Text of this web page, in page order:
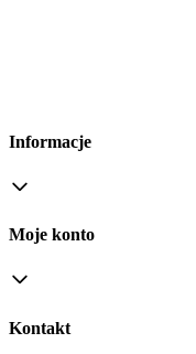
Informacje
Moje konto
Kontakt